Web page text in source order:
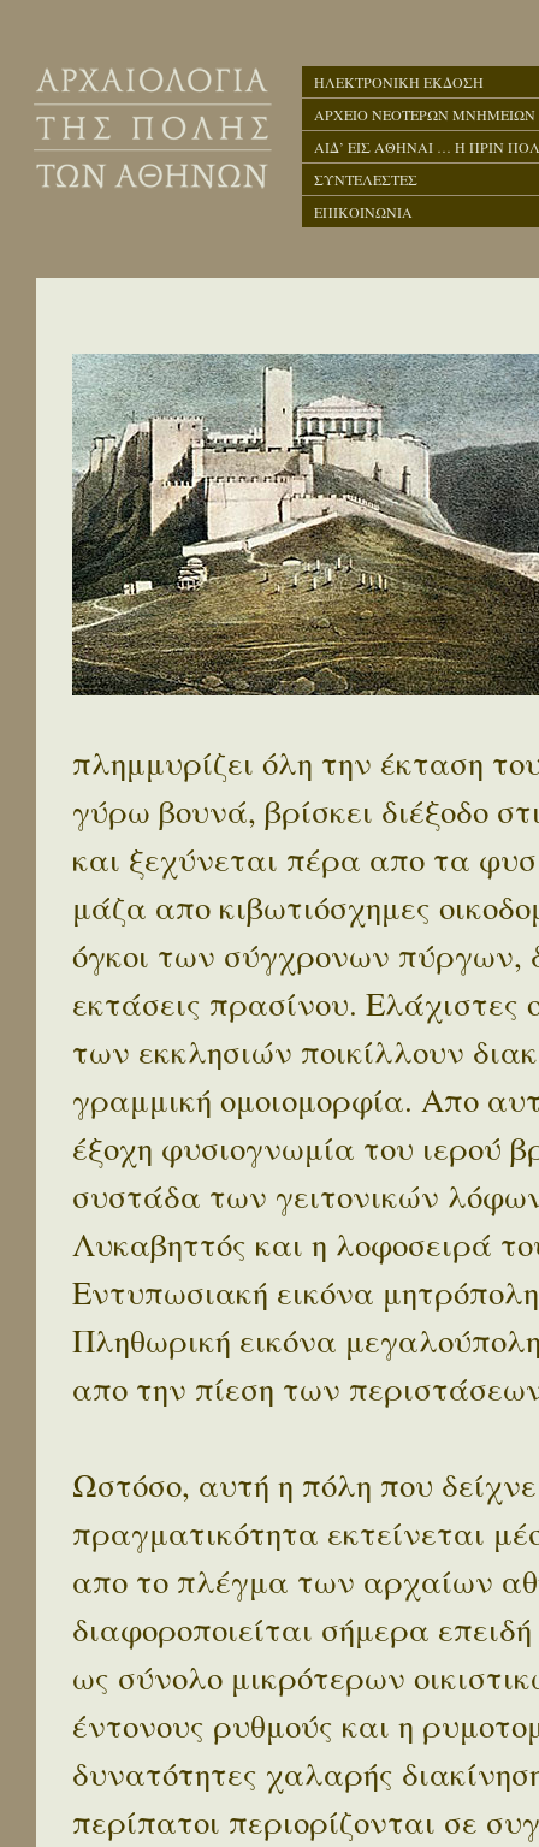
ΗΛΕΚΤΡΟΝΙΚΗ ΕΚΔΟΣΗ
ΑΡΧΕΙΟ ΝΕΟΤΕΡΩΝ ΜΝΗΜΕΙΩΝ
ΑΙΔ’ ΕΙΣ ΑΘΗΝΑΙ … Η ΠΡΙΝ
ΣΥΝΤΕΛΕΣΤΕΣ
ΕΠΙΚΟΙΝΩΝΙΑ
πλημμυρίζει όλη την έκταση
γύρω βουνά, βρίσκει διέξοδο
και ξεχύνεται πέρα απο τα
μάζα απο κιβωτιόσχημες
όγκοι των σύγχρονων πύργων,
εκτάσεις πρασίνου.
των εκκλησιών ποικίλλουν
γραμμική ομοιομορφία. Απο
έξοχη φυσιογνωμία του ιερού
συστάδα των γειτονικών
Λυκαβηττός και η λοφοσειρά
Εντυπωσιακή εικόνα
Πληθωρική εικόνα
απο την πίεση των
Ωστόσο, αυτή η πόλη που
πραγματικότητα εκτείνεται
απο το πλέγμα των αρχαίων
διαφοροποιείται σήμερα
ως σύνολο μικρότερων
έντονους ρυθμούς και η
δυνατότητες χαλαρής
περίπατοι περιορίζονται σε